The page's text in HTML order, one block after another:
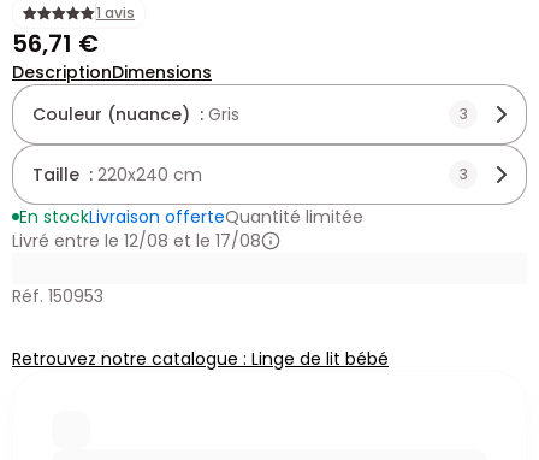
1 avis
56,71 €
DescriptionDimensions
Couleur (nuance) : Gris 3
Taille : 220x240 cm 3
En stockLivraison offerteQuantité limitée
Livré entre le 12/08 et le 17/08
Réf. 150953
Retrouvez notre catalogue : Linge de lit bébé